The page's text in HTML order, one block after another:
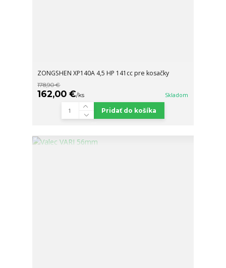
ZONGSHEN XP140A 4,5 HP 141cc pre kosačky
178,90 €
162,00 €/ks Skladom
Pridať do košíka